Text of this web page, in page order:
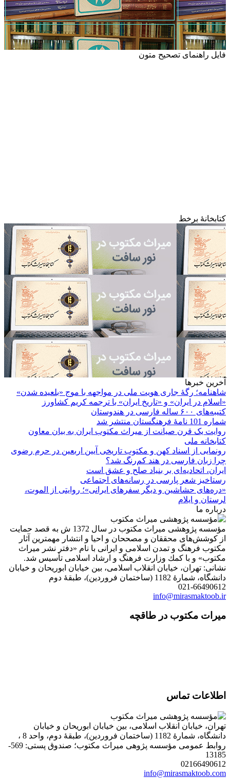
فایل راهنمای تصحیح متون
کتابخانۀ برخط
آخرین خبرها
شاهنامه؛ رگۀ جاری هویت ملی در مواجهه با موج «بلعیده شدن»
«اسلام در ایران» و «تاریخ ایران» با ترجمه کریم کشاورز
کتیبه‌های ۶۰۰ ساله فارسی در هندوستان
شماره 101 نامۀ فرهنگستان منتشر شد
روایت یک قرن صیانت از میراث مکتوب ایران به بیان معاون
کتابخانه ملی
رونمایی از اسناد کهن و مکتوب تاریخی آیین اربعین در حرم رضوی
چرا زبان فارسی در هند کم‌رنگ شد؟
ایران، اتحادیه‌ای بر بنیاد صلح و عشق است
رستاخیز شعر پارسی در رسانه‌های اجتماعی
«دره‌های حشاشین و دیگر سفرهای ایرانی»؛ روایتی از الموت،
لرستان و ایلام
درباره ما
مؤسسه پژوهشی میراث مكتوب در سال 1372 ش به قصد حمایت
از كوشش‌های محققان و مصححان و احیا و انتشار مهمترین آثار
مكتوب فرهنگ و تمدن اسلامی و ایرانی با نام «دفتر نشر میراث
مكتوب» و با كمك وزارت فرهنگ و ارشاد اسلامی تأسیس شد.
نشانی: تهران، خیابان انقلاب اسلامی، بین خیابان ابوریحان و خیابان
دانشگاه، شمارۀ 1182 (ساختمان فروردین)، طبقۀ دوم
021-66490612
info@mirasmaktoob.ir
میرات مکتوب در طاقچه
اطلاعات تماس
تهران، خیابان انقلاب اسلامی، بین خیابان ابوریحان و خیابان
دانشگاه، شمارۀ 1182 (ساختمان فروردین)، طبقۀ دوم، واحد 8 ،
روابط عمومی مؤسسه پژوهی میراث مکتوب؛ صندوق پستی: 569-
13185
02166490612
info@mirasmaktoob.com